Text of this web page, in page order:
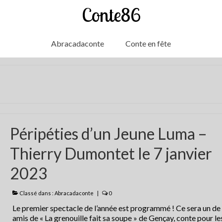
Conte86
Abracadaconte Conte en fête
Péripéties d’un Jeune Luma –
Thierry Dumontet le 7 janvier
2023
Classé dans : Abracadaconte | 0
Le premier spectacle de l’année est programmé ! Ce sera un de
amis de « La grenouille fait sa soupe » de Gençay, conte pour